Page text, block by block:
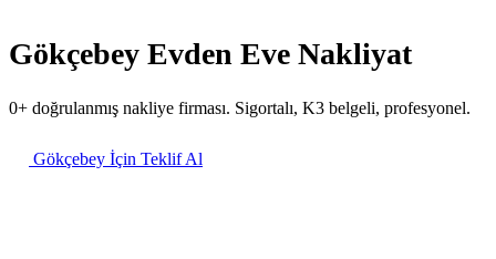
Gökçebey Evden Eve Nakliyat
0+ doğrulanmış nakliye firması. Sigortalı, K3 belgeli, profesyonel.
Gökçebey İçin Teklif Al